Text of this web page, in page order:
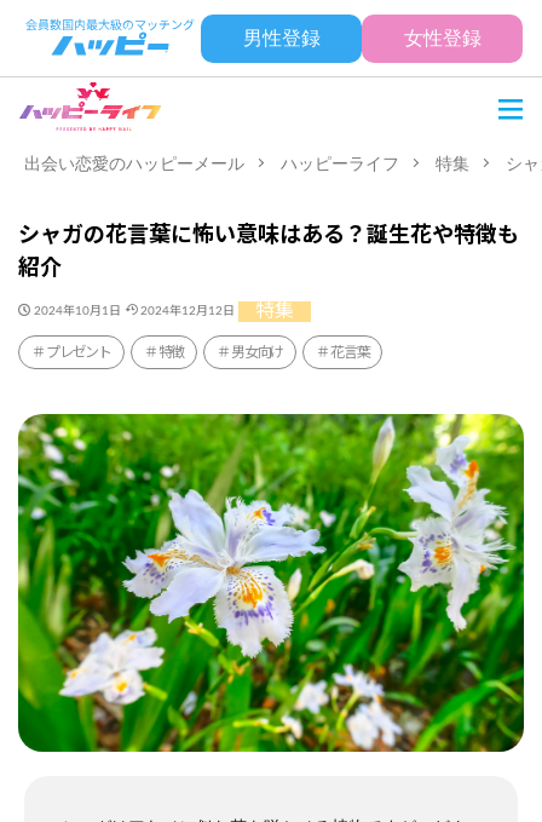
男性登録 女性登録
出会い恋愛のハッピーメール ハッピーライフ 特集 シ
シャガの花言葉に怖い意味はある？誕生花や特徴も
紹介
2024年10月1日 2024年12月12日 特集
プレゼント 特徴 男女向け 花言葉